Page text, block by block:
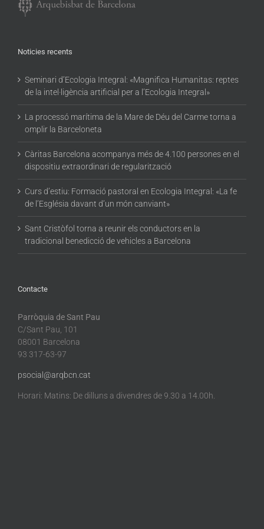
Noticies recents
Seminari d’Ecologia Integral: «Magnifica Humanitas: reptes
de la intel·ligència artificial per a l’Ecologia Integral»
La processó marítima de la Mare de Déu del Carme torna a
omplir la Barceloneta
Càritas Barcelona acompanya més de 4.100 persones en el
dispositiu extraordinari de regularització
Curs d’estiu: Formació pastoral en Ecologia Integral: «La fe
de l’Església davant d’un món canviant»
Sant Cristòfol torna a reunir els conductors en la
tradicional benedicció de vehicles a Barcelona
Contacte
Parròquia de Sant Pau
C/Sant Pau, 101
08001 Barcelona
93 317-63-97
psocial@arqbcn.cat
Horari: Matins: De dilluns a divendres de 9.30 a 14.00h.